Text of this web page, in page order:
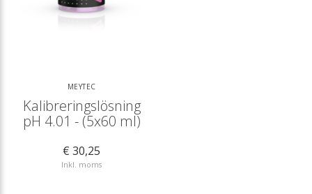
MEYTEC
Kalibreringslösning
pH 4.01 - (5x60 ml)
€ 30,25
Inkl. moms